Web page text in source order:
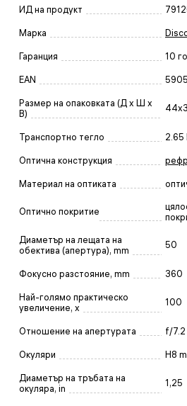
ИД на продукт
Марка
Гаранция 10
EAN
Размер на опаковката (Д x Ш x
В)
Транспортно тегло 2.65
Оптична конструкция
Материал на оптиката
Оптично покритие
Диаметър на лещата на
обектива (апертура), mm
50
Фокусно разстояние, mm 360
Най-голямо практическо
увеличение, x
100
Отношение на апертурата f/7.2
Окуляри H8
Диаметър на тръбата на
окуляра, in
1,25